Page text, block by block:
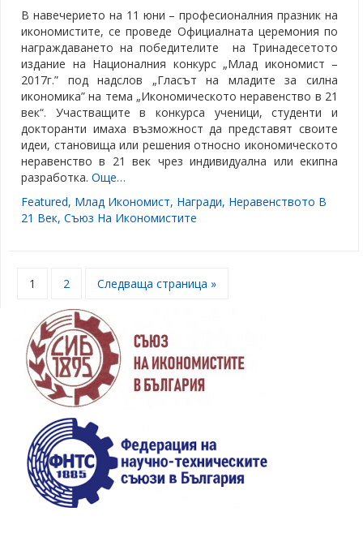
В навечерието на 11 юни – професионалния празник на
икономистите, се проведе Официалната церемония по
награждаването на победителите на Тринадесетото
издание на Националния конкурс „Млад икономист –
2017г.” под надслов „Гласът на младите за силна
икономика” на тема „Икономическото неравенство в 21
век“. Участващите в конкурса ученици, студенти и
докторанти имаха възможност да представят своите
идеи, становища или решения относно икономическото
неравенство в 21 век чрез индивидуална или екипна
разработка. Още…
Featured, Млад Икономист, Награди, Неравенството В
21 Век, Съюз На Икономистите
1 2 Следваща страница »